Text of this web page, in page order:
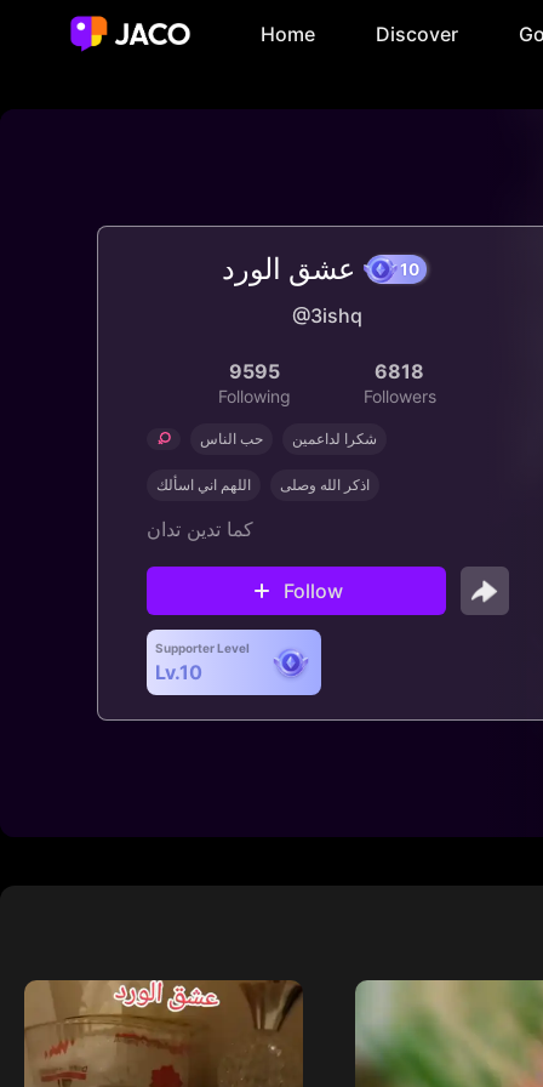
Home Discover
عشق الورد
@3ishq
9595
Following
6818
Followers
حب الناس شكرا لداعمين
اللهم اني اسألك اذكر الله وصلى
كما تدين تدان
Follow
Supporter Level
Lv.10